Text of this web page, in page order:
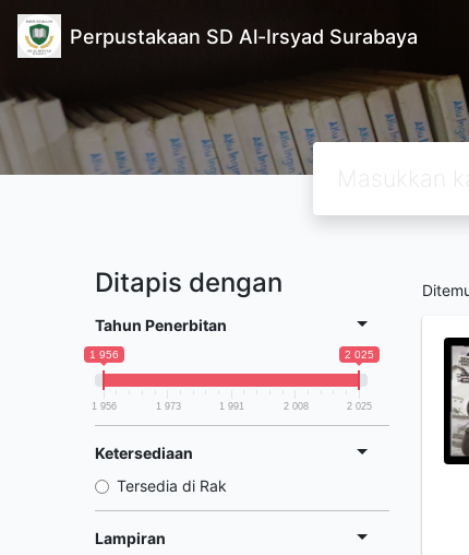
Perpustakaan SD Al-Irsyad Surabaya
Ditapis dengan
Tahun Penerbitan
1 956 2 025
1 956 1 973 1 991 2 008 2 025
Ketersediaan
Tersedia di Rak
Lampiran